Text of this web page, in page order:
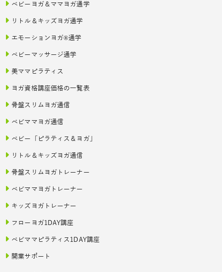
ベビーヨガ＆ママヨガ通学
リトル＆キッズヨガ通学
エモーションヨガ®通学
ベビーマッサージ通学
美ママピラティス
ヨガ資格講座価格の一覧表
骨盤スリムヨガ通信
ベビママヨガ通信
ベビー「ピラティス＆ヨガ」
リトル＆キッズヨガ通信
骨盤スリムヨガトレーナー
ベビママヨガトレーナー
キッズヨガトレーナー
フローヨガ1DAY講座
ベビママピラティス1DAY講座
開業サポート